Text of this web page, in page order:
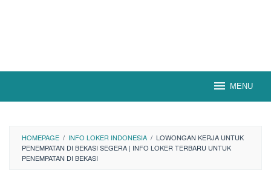
MENU
HOMEPAGE / INFO LOKER INDONESIA / LOWONGAN KERJA UNTUK
PENEMPATAN DI BEKASI SEGERA | INFO LOKER TERBARU UNTUK
PENEMPATAN DI BEKASI